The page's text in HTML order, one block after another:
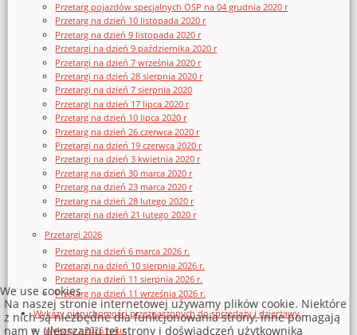
Przetarg pojazdów specjalnych OSP na 04 grudnia 2020 r
Przetarg na dzień 10 listopada 2020 r
Przetarg na dzień 9 listopada 2020 r
Przetargi na dzień 9 października 2020 r
Przetargi na dzień 7 września 2020 r
Przetargi na dzień 28 sierpnia 2020 r
Przetargi na dzień 7 sierpnia 2020
Przetargi na dzień 17 lipca 2020 r
Przetarg na dzień 10 lipca 2020 r
Przetarg na dzień 26 czerwca 2020 r
Przetargi na dzień 19 czerwca 2020 r
Przetargi na dzień 3 kwietnia 2020 r
Przetarg na dzień 30 marca 2020 r
Przetarg na dzień 23 marca 2020 r
Przetarg na dzień 28 lutego 2020 r
Przetargi na dzień 21 lutego 2020 r
Przetargi 2026
Przetarg na dzień 6 marca 2026 r.
Przetargi na dzień 10 sierpnia 2026 r.
Przetarg na dzień 11 sierpnia 2026 r.
Przetarg na dzień 11 września 2026 r.
Wykazy nieruchomości przeznaczonych do sprzedaży i dzierżawy
Wykazy z 2026 roku
We use cookies
Na naszej stronie internetowej używamy plików cookie. Niektóre
z nich są niezbędne dla funkcjonowania strony, inne pomagają
nam w ulepszaniu tej strony i doświadczeń użytkownika